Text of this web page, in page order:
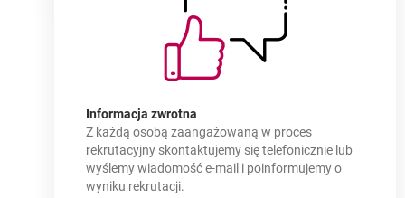
Informacja zwrotna
Z każdą osobą zaangażowaną w proces
rekrutacyjny skontaktujemy się telefonicznie lub
wyślemy wiadomość e-mail i poinformujemy o
wyniku rekrutacji.